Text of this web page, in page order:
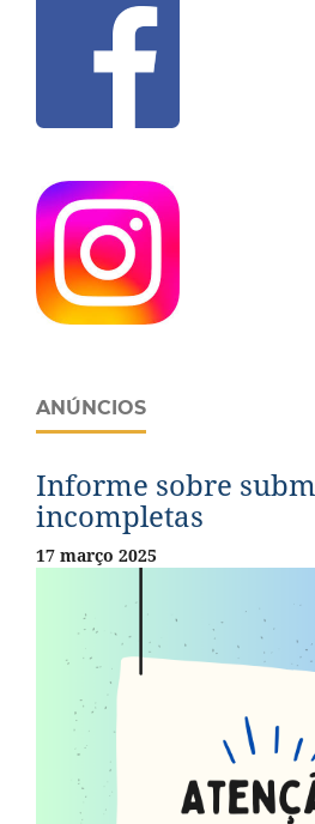
ANÚNCIOS
Informe sobre
incompletas
17 março 2025